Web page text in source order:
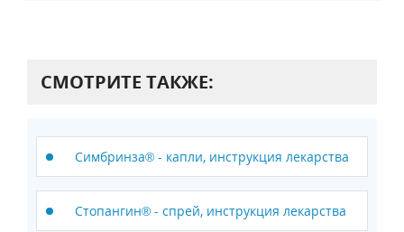
СМОТРИТЕ ТАКЖЕ:
Симбринза® - капли, инструкция лекарства
Стопангин® - спрей, инструкция лекарства